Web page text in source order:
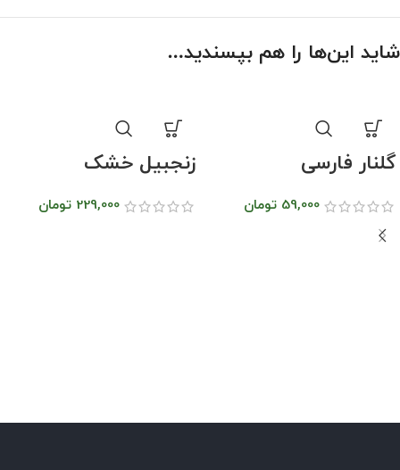
شاید این‌ها را هم بپسندید…
گلنار فارسی
59,000 تومان
زنجبیل خشک
229,000 تومان